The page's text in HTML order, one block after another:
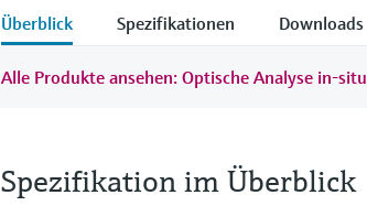
Überblick Spezifikationen Downloads
Alle Produkte ansehen: Optische Analyse in-situ
Spezifikation im Überblick